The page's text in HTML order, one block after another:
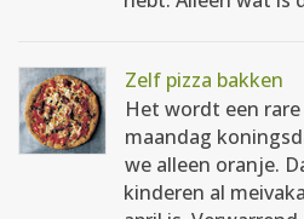
Zelf pizza bakken
Het wordt een
maandag
we alleen oranje.
kinderen al